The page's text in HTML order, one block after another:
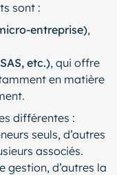
sont :
entreprise),
etc.), qui offre
en matière
différentes :
seuls, d’autres
associés.
gestion, d’autres la